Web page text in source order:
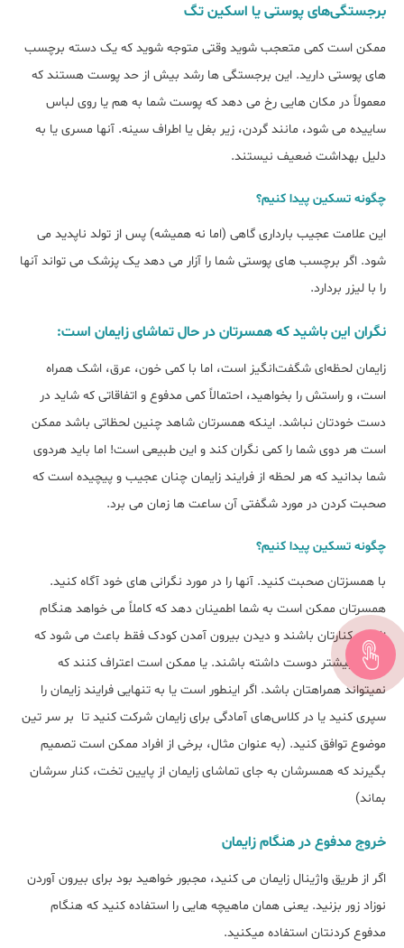
برجستگی‌های پوستی یا اسکین تگ
ممکن است کمی متعجب شوید وقتی متوجه شوید که یک دسته برچسب
های پوستی دارید. این برجستگی ها رشد بیش از حد پوست هستند که
معمولاً در مکان هایی رخ می دهد که پوست شما به هم یا روی لباس
ساییده می شود، مانند گردن، زیر بغل یا اطراف سینه. آنها مسری یا به
دلیل بهداشت ضعیف نیستند.
چگونه تسکین پیدا کنیم؟
این علامت عجیب بارداری گاهی (اما نه همیشه) پس از تولد ناپدید می
شود. اگر برچسب های پوستی شما را آزار می دهد یک پزشک می تواند آنها
را با لیزر بردارد.
نگران این باشید که همسرتان در حال تماشای زایمان است:
زایمان لحظه‌ای شگفت‌انگیز است، اما با کمی خون، عرق، اشک همراه
است، و راستش را بخواهید، احتمالاً کمی مدفوع و اتفاقاتی که شاید در
دست خودتان نباشد. اینکه همسرتان شاهد چنین لحظاتی باشد ممکن
است هر دوی شما را کمی نگران کند و این طبیعی است! اما باید هردوی
شما بدانید که هر لحظه از فرایند زایمان چنان عجیب و پیچیده است که
صحبت کردن در مورد شگفتی آن ساعت ها زمان می برد.
چگونه تسکین پیدا کنیم؟
با همسزتان صحبت کنید. آنها را در مورد نگرانی های خود آگاه کنید.
همسرتان ممکن است به شما اطمینان دهد که کاملاً می خواهد هنگام
زایمان کنارتان باشند و دیدن بیرون آمدن کودک فقط باعث می شود که
شما را بیشتر دوست داشته باشند. یا ممکن است اعتراف کنند که
نمیتواند همراهتان باشد. اگر اینطور است یا به تنهایی فرایند زایمان را
سپری کنید یا در کلاس‌های آمادگی برای زایمان شرکت کنید تا بر سر تین
موضوع توافق کنید. (به عنوان مثال، برخی از افراد ممکن است تصمیم
بگیرند که همسرشان به جای تماشای زایمان از پایین تخت، کنار سرشان
بماند)
خروج مدفوع در هنگام زایمان
اگر از طریق واژینال زایمان می کنید، مجبور خواهید بود برای بیرون آوردن
نوزاد زور بزنید. یعنی همان ماهیچه هایی را استفاده کنید که هنگام
مدفوع کردنتان استفاده میکنید.